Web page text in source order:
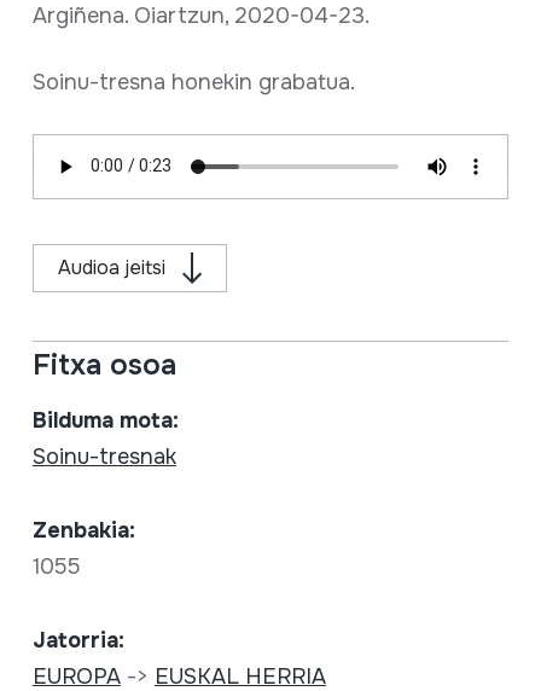
Argiñena. Oiartzun, 2020-04-23.
Soinu-tresna honekin grabatua.
Audioa jeitsi
Fitxa osoa
Bilduma mota:
Soinu-tresnak
Zenbakia:
1055
Jatorria:
EUROPA-> EUSKAL HERRIA